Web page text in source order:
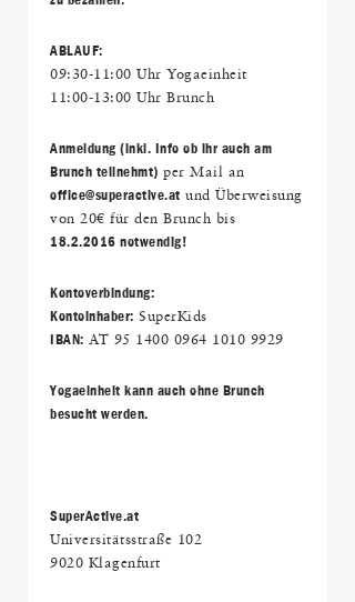
ABLAUF:
09:30-11:00 Uhr Yogaeinheit
11:00-13:00 Uhr Brunch
Anmeldung (inkl. Info ob ihr auch am
Brunch teilnehmt) per Mail an
office@superactive.at und Überweisung
von 20€ für den Brunch bis
18.2.2016 notwendig!
Kontoverbindung:
Kontoinhaber: SuperKids
IBAN: AT 95 1400 0964 1010 9929
Yogaeinheit kann auch ohne Brunch
besucht werden.
SuperActive.at
Universitätsstraße 102
9020 Klagenfurt